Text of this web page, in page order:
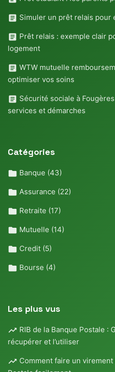
Simuler un prêt relais pour
Prêt relais : exemple clair
logement
WTW mutuelle
optimiser vos soins
Sécurité sociale à
services et démarches
Catégories
Banque (43)
Assurance (22)
Retraite (17)
Mutuelle (14)
Credit (5)
Bourse (4)
Les plus vus
RIB de la Banque Postale :
récupérer et l’utiliser
Comment faire un